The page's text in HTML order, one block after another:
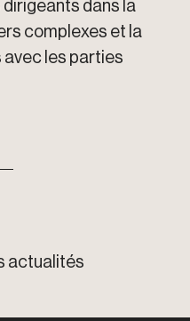
dans la
complexes et la
avec les parties
actualités